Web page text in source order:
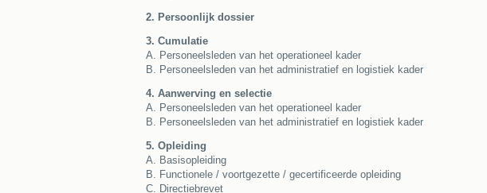
2. Persoonlijk dossier
3. Cumulatie
A. Personeelsleden van het operationeel kader
B. Personeelsleden van het administratief en logistiek kader
4. Aanwerving en selectie
A. Personeelsleden van het operationeel kader
B. Personeelsleden van het administratief en logistiek kader
5. Opleiding
A. Basisopleiding
B. Functionele / voortgezette / gecertificeerde opleiding
C. Directiebrevet